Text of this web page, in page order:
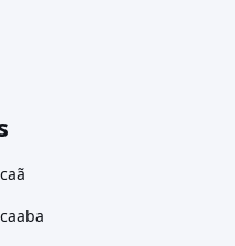
caã
caaba